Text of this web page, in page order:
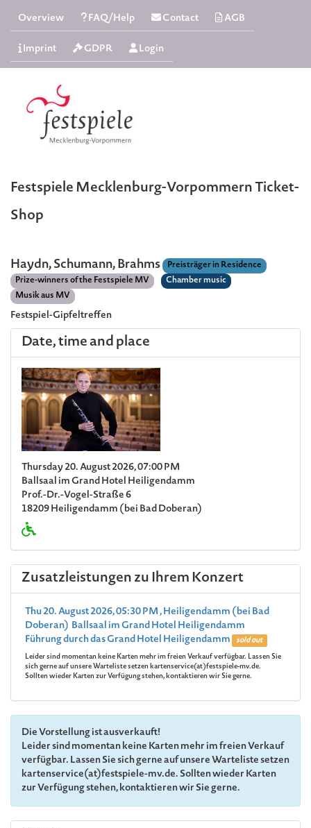
Overview FAQ/Help Contact AGB
Imprint GDPR Login
Festspiele Mecklenburg-Vorpommern Ticket-
Shop
Haydn, Schumann, Brahms
Preisträger in Residence
Prize-winners of the Festspiele MV
Chamber music
Musik aus MV
Festspiel-Gipfeltreffen
Date, time and place
Thursday 20. August 2026, 07:00 PM
Ballsaal im Grand Hotel Heiligendamm
Prof.-Dr.-Vogel-Straße 6
18209 Heiligendamm (bei Bad Doberan)
Zusatzleistungen zu Ihrem Konzert
Thu 20. August 2026, 05:30 PM , Heiligendamm (bei Bad
Doberan) Ballsaal im Grand Hotel Heiligendamm
Führung durch das Grand Hotel Heiligendamm
sold out
Leider sind momentan keine Karten mehr im freien Verkauf verfügbar. Lassen Sie
sich gerne auf unsere Warteliste setzen kartenservice(at)festspiele-mv.de.
Sollten wieder Karten zur Verfügung stehen, kontaktieren wir Sie gerne.
Die Vorstellung ist ausverkauft!
Leider sind momentan keine Karten mehr im freien Verkauf
verfügbar. Lassen Sie sich gerne auf unsere Warteliste setzen
kartenservice(at)festspiele-mv.de. Sollten wieder Karten
zur Verfügung stehen, kontaktieren wir Sie gerne.